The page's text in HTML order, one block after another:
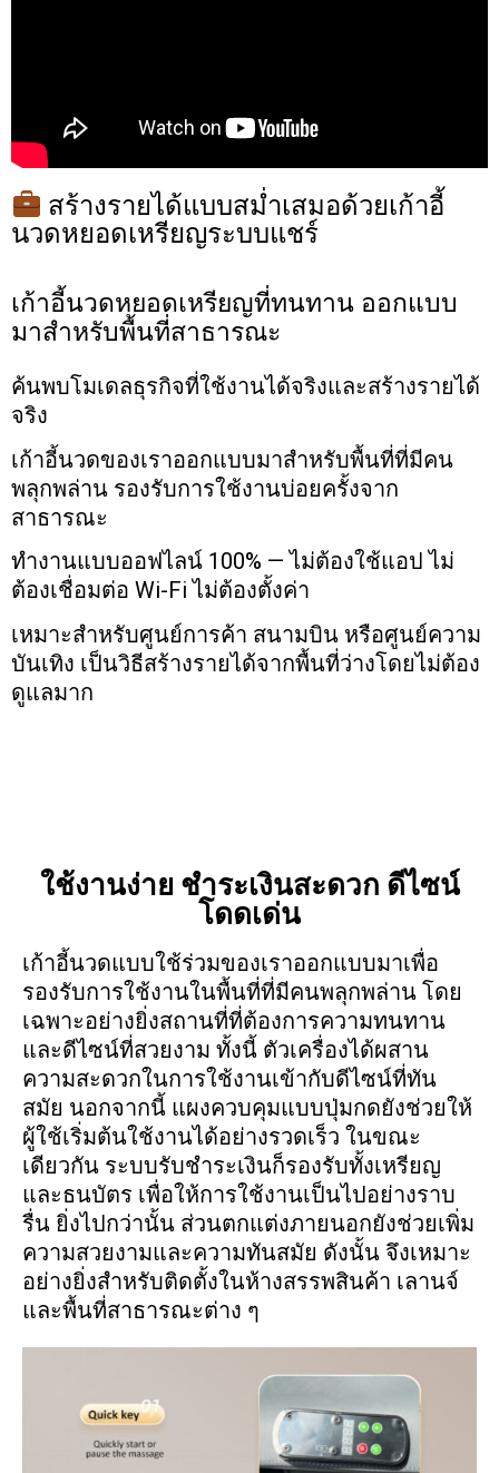
สร้างรายได้แบบสม่ำเสมอด้วยเก้าอี้
นวดหยอดเหรียญระบบแชร์
เก้าอี้นวดหยอดเหรียญที่ทนทาน ออกแบบ
มาสำหรับพื้นที่สาธารณะ
ค้นพบโมเดลธุรกิจที่ใช้งานได้จริงและสร้างรายได้
จริง
เก้าอี้นวดของเราออกแบบมาสำหรับพื้นที่ที่มีคน
พลุกพล่าน รองรับการใช้งานบ่อยครั้งจาก
สาธารณะ
ทำงานแบบออฟไลน์ 100% — ไม่ต้องใช้แอป ไม่
ต้องเชื่อมต่อ Wi-Fi ไม่ต้องตั้งค่า
เหมาะสำหรับศูนย์การค้า สนามบิน หรือศูนย์ความ
บันเทิง เป็นวิธีสร้างรายได้จากพื้นที่ว่างโดยไม่ต้อง
ดูแลมาก
ใช้งานง่าย ชำระเงินสะดวก ดีไซน์
โดดเด่น
เก้าอี้นวดแบบใช้ร่วมของเราออกแบบมาเพื่อ
รองรับการใช้งานในพื้นที่ที่มีคนพลุกพล่าน โดย
เฉพาะอย่างยิ่งสถานที่ที่ต้องการความทนทาน
และดีไซน์ที่สวยงาม ทั้งนี้ ตัวเครื่องได้ผสาน
ความสะดวกในการใช้งานเข้ากับดีไซน์ที่ทัน
สมัย นอกจากนี้ แผงควบคุมแบบปุ่มกดยังช่วยให้
ผู้ใช้เริ่มต้นใช้งานได้อย่างรวดเร็ว ในขณะ
เดียวกัน ระบบรับชำระเงินก็รองรับทั้งเหรียญ
และธนบัตร เพื่อให้การใช้งานเป็นไปอย่างราบ
รื่น ยิ่งไปกว่านั้น ส่วนตกแต่งภายนอกยังช่วยเพิ่ม
ความสวยงามและความทันสมัย ดังนั้น จึงเหมาะ
อย่างยิ่งสำหรับติดตั้งในห้างสรรพสินค้า เลานจ์
และพื้นที่สาธารณะต่าง ๆ